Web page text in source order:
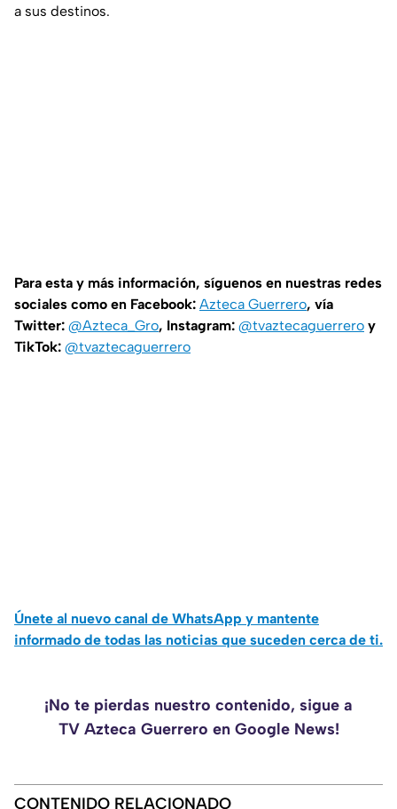
a sus destinos.
Para esta y más información, síguenos en nuestras redes
sociales como en Facebook: Azteca Guerrero, vía
Twitter: @Azteca_Gro, Instagram: @tvaztecaguerrero y
TikTok: @tvaztecaguerrero
Únete al nuevo canal de WhatsApp y mantente
informado de todas las noticias que suceden cerca de ti.
¡No te pierdas nuestro contenido, sigue a
TV Azteca Guerrero en Google News!
CONTENIDO RELACIONADO